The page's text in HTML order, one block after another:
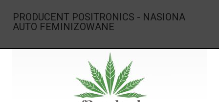
PRODUCENT POSITRONICS - NASIONA
AUTO FEMINIZOWANE